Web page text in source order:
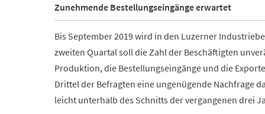
Zunehmende Bestellungseingänge erwartet
Bis September 2019 wird in den Luzerner
zweiten Quartal soll die Zahl der Beschäftigten
Produktion, die Bestellungseingänge und die
Drittel der Befragten eine ungenügende Nachfrage
leicht unterhalb des Schnitts der vergangenen drei